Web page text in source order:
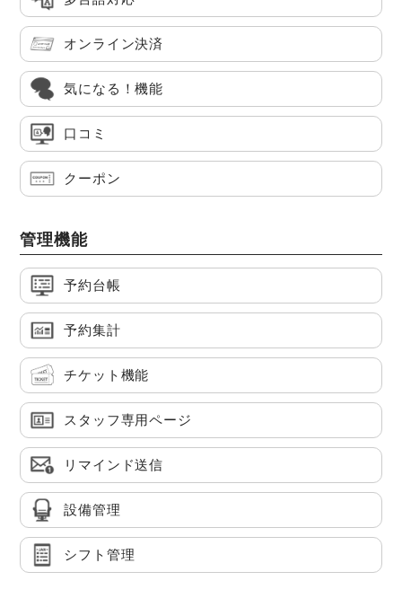
オンライン決済
気になる！機能
口コミ
クーポン
管理機能
予約台帳
予約集計
チケット機能
スタッフ専用ページ
リマインド送信
設備管理
シフト管理